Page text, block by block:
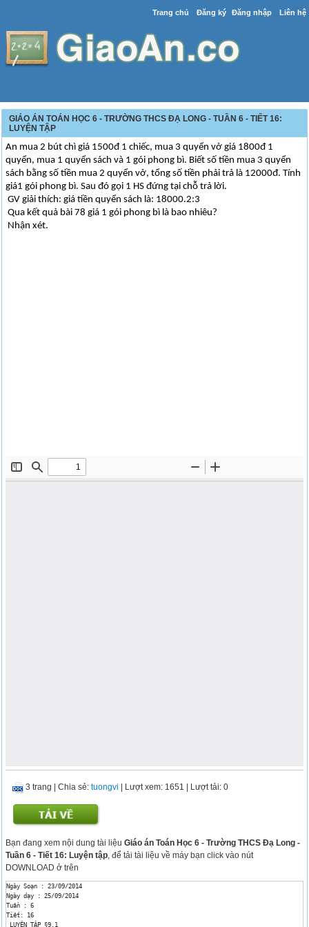
Trang chủ Đăng ký Đăng nhập Liên hệ
GIÁO ÁN TOÁN HỌC 6 - TRƯỜNG THCS ĐẠ LONG - TUẦN 6 - TIẾT 16:
LUYỆN TẬP
An mua 2 bút chì giá 1500đ 1 chiếc, mua 3 quyển vở giá 1800đ 1
quyển, mua 1 quyển sách và 1 gói phong bì. Biết số tiền mua 3 quyển
sách bằng số tiền mua 2 quyển vở, tổng số tiền phải trả là 12000đ. Tính
giá1 gói phong bì. Sau đó gọi 1 HS đứng tại chỗ trả lời.
GV giải thích: giá tiền quyển sách là: 18000.2:3
Qua kết quả bài 78 giá 1 gói phong bì là bao nhiêu?
Nhận xét.
3 trang |Chia sẻ:tuongvi | Lượt xem: 1651 | Lượt tải: 0
Bạn đang xem nội dung tài liệuGiáo án Toán Học 6 - Trường THCS Đạ Long -
Tuần 6 - Tiết 16: Luyện tập , để tải tài liệu về máy bạn click vào nút
DOWNLOAD ở trên
Ngày Soạn : 23/09/2014
Ngày dạy : 25/09/2014
Tuần : 6
Tiết: 16
LUYỆN TẬP §9.1